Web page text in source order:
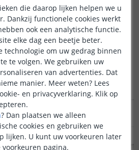
de
bridge te
uit de app te
in
niet
de
in
dient u 5
delamp
2025
die daarop lijken helpen we u
Dankzij functionele cookies werkt
ook een analytische functie.
elke dag een beetje beter.
technologie om uw gedrag binnen
te volgen. We gebruiken uw
van advertenties. Dat
manier. Meer weten? Lees
en privacyverklaring. Klik op
? Dan plaatsen we alleen
cookies en gebruiken we
lijken. U kunt uw voorkeuren later
pagina.